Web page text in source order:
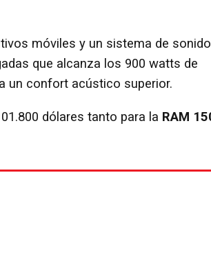
móviles y un sistema de sonido
que alcanza los 900 watts de
un confort acústico superior.
dólares tanto para la RAM